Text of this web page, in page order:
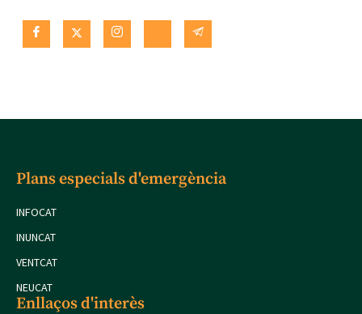
Plans especials d'emergència
INFOCAT
INUNCAT
VENTCAT
NEUCAT
Enllaços d'interès